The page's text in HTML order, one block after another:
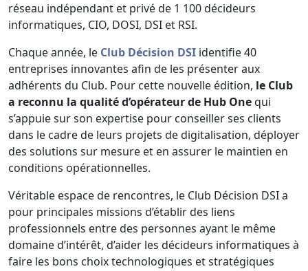
réseau indépendant et privé de 1 100 décideurs
informatiques, CIO, DOSI, DSI et RSI.
Chaque année, le Club Décision DSI identifie 40
entreprises innovantes afin de les présenter aux
adhérents du Club. Pour cette nouvelle édition, le Club
a reconnu la qualité d’opérateur de Hub Onequi
s’appuie sur son expertise pour conseiller ses clients
dans le cadre de leurs projets de digitalisation, déployer
des solutions sur mesure et en assurer le maintien en
conditions opérationnelles.
Véritable espace de rencontres, le Club Décision DSI a
pour principales missions d’établir des liens
professionnels entre des personnes ayant le même
domaine d’intérêt, d’aider les décideurs informatiques à
faire les bons choix technologiques et stratégiques